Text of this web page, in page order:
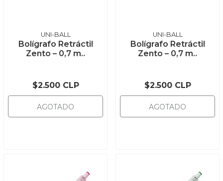
UNI-BALL
Bolígrafo Retráctil
Zento – 0,7 m..
$2.500 CLP
AGOTADO
UNI-BALL
Bolígrafo Retráctil
Zento – 0,7 m..
$2.500 CLP
AGOTADO